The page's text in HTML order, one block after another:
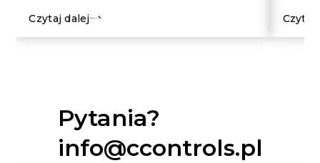
Czytaj dalej Czytaj
Pytania?
info@ccontrols.pl